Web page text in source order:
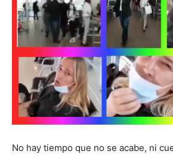
No hay tiempo que no se acabe, ni